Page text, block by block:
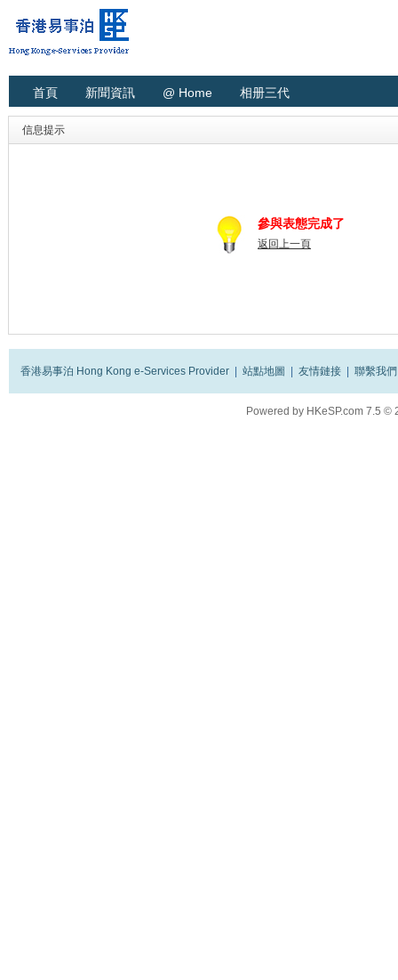
首頁 新聞資訊 @ Home 相册三代
信息提示
參與表態完成了
返回上一頁
香港易事泊 Hong Kong e-Services Provider 站點地圖 友情鏈接 聯繫我們
Powered by HKeSP.com 7.5 ©